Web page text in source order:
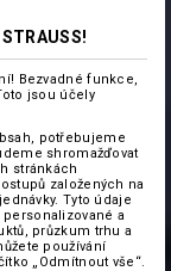
Bezvadné funkce,
jsou účely
potřebujeme
shromažďovat
stránkách
založených na
Tyto údaje
a
průzkum trhu a
používání
„Odmítnout vše“.